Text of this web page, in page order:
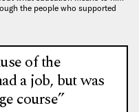
the people who supported
of the
a job, but was
course”